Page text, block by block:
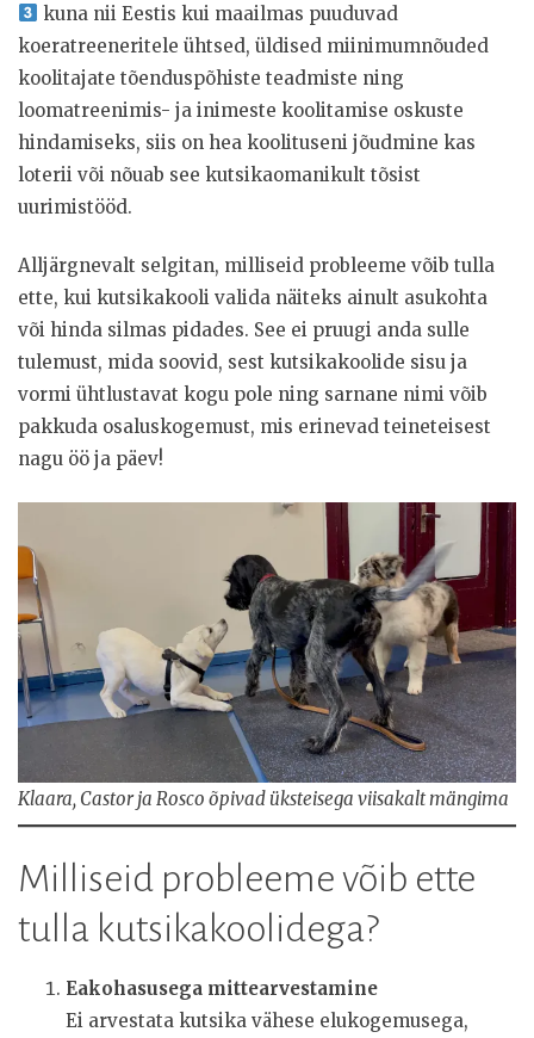
kuna nii Eestis kui maailmas puuduvad
koeratreeneritele ühtsed, üldised miinimumnõuded
koolitajate tõenduspõhiste teadmiste ning
loomatreenimis- ja inimeste koolitamise oskuste
hindamiseks, siis on hea koolituseni jõudmine kas
loterii või nõuab see kutsikaomanikult tõsist
uurimistööd.
Alljärgnevalt selgitan, milliseid probleeme võib tulla
ette, kui kutsikakooli valida näiteks ainult asukohta
või hinda silmas pidades. See ei pruugi anda sulle
tulemust, mida soovid, sest kutsikakoolide sisu ja
vormi ühtlustavat kogu pole ning sarnane nimi võib
pakkuda osaluskogemust, mis erinevad teineteisest
nagu öö ja päev!
Klaara, Castor ja Rosco õpivad üksteisega viisakalt mängima
Milliseid probleeme võib ette
tulla kutsikakoolidega?
Eakohasusega mittearvestamine
Ei arvestata kutsika vähese elukogemusega,